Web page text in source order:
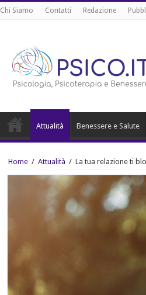
Chi Siamo Contatti Redazione
Attualità Benessere e Salute
Home / Attualità / La tua relazione ti